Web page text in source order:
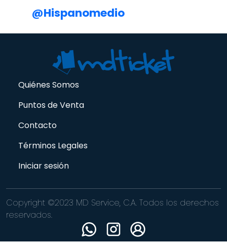
@Hispanomedio
Quiénes Somos
Puntos de Venta
Contacto
Términos Legales
Iniciar sesión
Copyright ©2023 MD Service, C.A. Todos los derechos
reservados.